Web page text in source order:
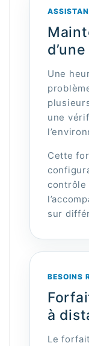
Une
une
Cette
contrôle
sur
BESOINS
à
Le